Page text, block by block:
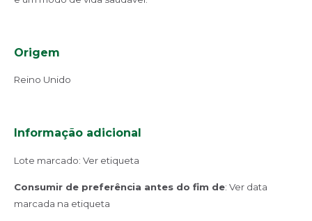
Origem
Reino Unido
Informação adicional
Lote marcado: Ver etiqueta
Consumir de preferência antes do fim de: Ver data
marcada na etiqueta